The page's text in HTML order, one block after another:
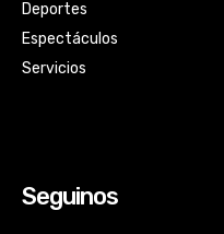
Deportes
Espectáculos
Servicios
Seguinos